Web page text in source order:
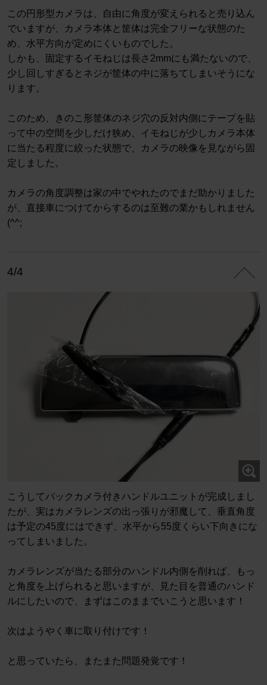
この円形型カメラは、自由に角度が変えられると売り込ん
でいますが、カメラ本体と筐体は完全フリーな状態のた
め、水平方向が定めにくいものでした。
しかも、固定するイモねじは長さ2mmにも満たないので、
少し回しすぎるとネジが筐体の中に落ちてしまいそうにな
ります。
このため、きのこ形筐体のネジ穴の反対内側にテープを貼
って中の空間を少しだけ狭め、イモねじが少しカメラ本体
に当たる程度に絞った状態で、カメラの映像を見ながら固
定しました。
カメラの角度調整は家の中でやれたのでまだ助かりました
が、直接車につけてからするのは至難の業かもしれません
(^^;
4/4
こうしてバックカメラ付きハンドルユニットが完成しまし
たが、実はカメラレンズの出っ張りが邪魔して、垂直角度
は予定の45度にはできず、水平から55度くらい下向きにな
ってしまいました。
カメラレンズが当たる部分のハンドル内側を削れば、もっ
と角度を上げられると思いますが、見た目を普通のハンド
ルにしたいので、まずはこのままでいこうと思います！
次はようやく車に取り付けです！
と思っていたら、またまた問題発覚です！